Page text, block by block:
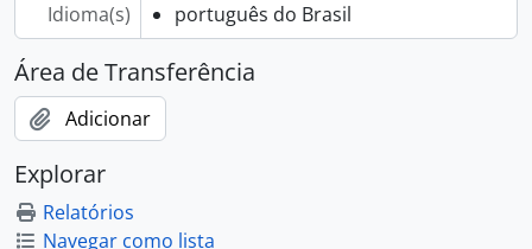
Idioma(s) português do Brasil
Área de Transferência
Adicionar
Explorar
Relatórios
Navegar como lista